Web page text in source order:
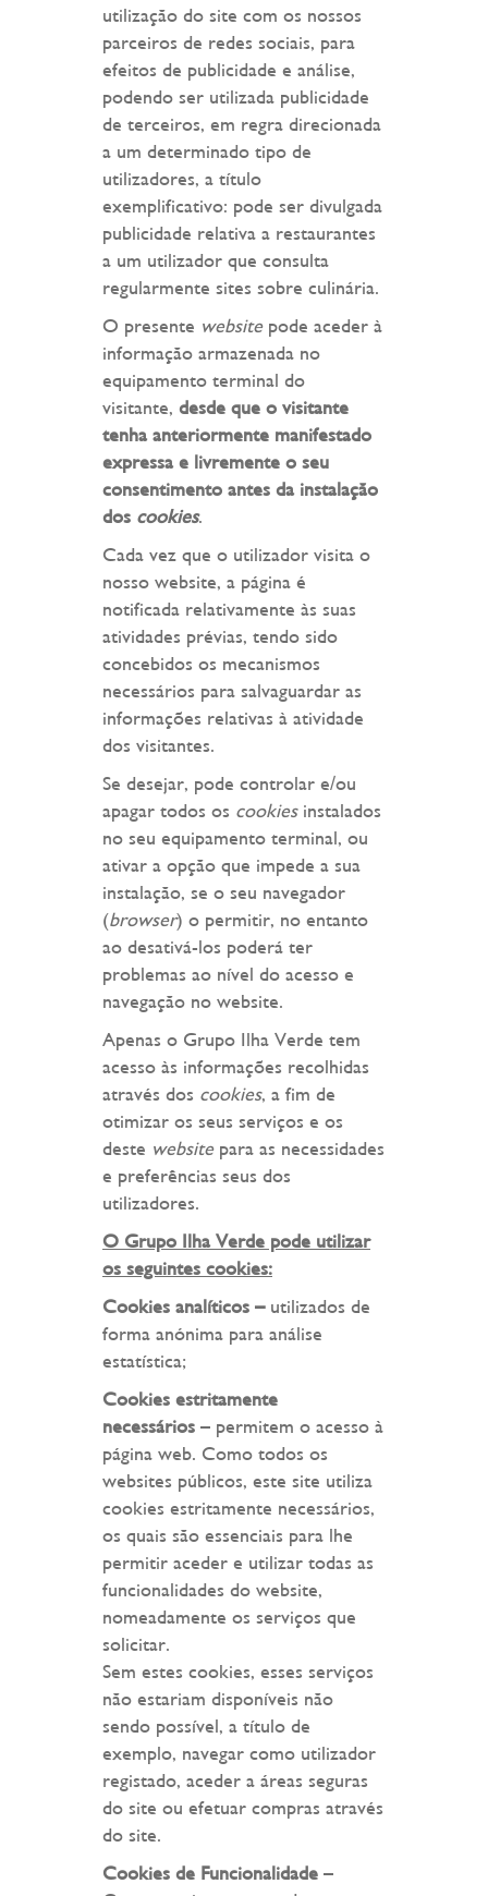
utilização do site com os nossos
parceiros de redes sociais, para
efeitos de publicidade e análise,
podendo ser utilizada publicidade
de terceiros, em regra direcionada
a um determinado tipo de
utilizadores, a título
exemplificativo: pode ser divulgada
publicidade relativa a restaurantes
a um utilizador que consulta
regularmente sites sobre culinária.
O presente websitepode aceder à
informação armazenada no
equipamento terminal do
visitante, desde que o visitante
tenha anteriormente manifestado
expressa e livremente o seu
consentimento antes da instalação
dos cookies.
Cada vez que o utilizador visita o
nosso website, a página é
notificada relativamente às suas
atividades prévias, tendo sido
concebidos os mecanismos
necessários para salvaguardar as
informações relativas à atividade
dos visitantes.
Se desejar, pode controlar e/ou
apagar todos os cookiesinstalados
no seu equipamento terminal, ou
ativar a opção que impede a sua
instalação, se o seu navegador
(browser) o permitir, no entanto
ao desativá-los poderá ter
problemas ao nível do acesso e
navegação no website.
Apenas o Grupo Ilha Verde tem
acesso às informações recolhidas
através dos cookies, a fim de
otimizar os seus serviços e os
deste websitepara as necessidades
e preferências seus dos
utilizadores.
O Grupo Ilha Verde pode utilizar
os seguintes cookies:
Cookies analíticos –utilizados de
forma anónima para análise
estatística;
Cookies estritamente
necessários – permitem o acesso à
página web. Como todos os
websites públicos, este site utiliza
cookies estritamente necessários,
os quais são essenciais para lhe
permitir aceder e utilizar todas as
funcionalidades do website,
nomeadamente os serviços que
solicitar.
Sem estes cookies, esses serviços
não estariam disponíveis não
sendo possível, a título de
exemplo, navegar como utilizador
registado, aceder a áreas seguras
do site ou efetuar compras através
do site.
Cookies de Funcionalidade –